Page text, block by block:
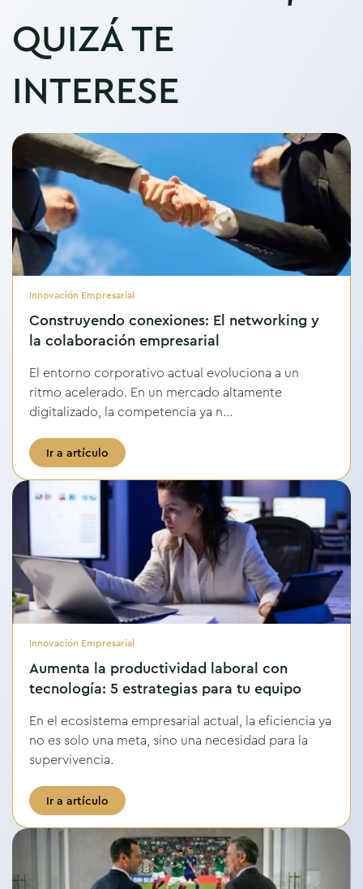
QUIZÁ TE
INTERESE
Innovación Empresarial
Construyendo conexiones: El networking y
la colaboración empresarial
El entorno corporativo actual evoluciona a un
ritmo acelerado. En un mercado altamente
digitalizado, la competencia ya n...
Ir a artículo
Innovación Empresarial
Aumenta la productividad laboral con
tecnología: 5 estrategias para tu equipo
En el ecosistema empresarial actual, la eficiencia ya
no es solo una meta, sino una necesidad para la
supervivencia.
Ir a artículo